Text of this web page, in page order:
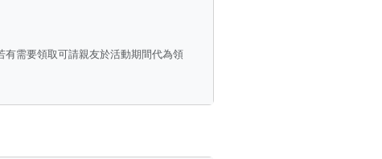
需要領取可請親友於活動期間代為領